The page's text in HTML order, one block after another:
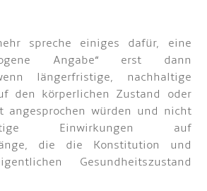
einiges dafür, eine
Angabe“ erst dann
längerfristige, nachhaltige
den körperlichen Zustand oder
angesprochen würden und nicht
Einwirkungen auf
die die Konstitution und
Gesundheitszustand